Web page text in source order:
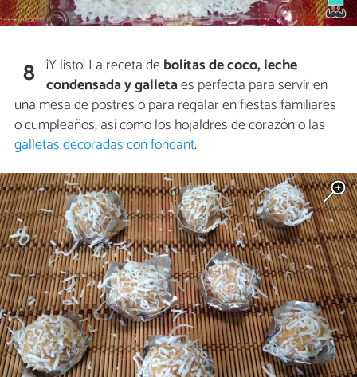
8 ¡Y listo! La receta debolitas de coco, leche
condensada y galletaes perfecta para servir en
una mesa de postres o para regalar en fiestas familiares
o cumpleaños, así como los hojaldres de corazón o las
galletas decoradas con fondant.